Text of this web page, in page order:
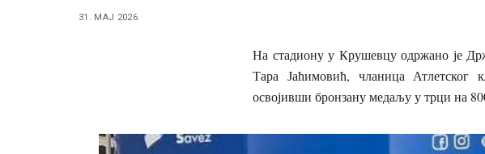
31. МАЈ 2026.
На стадиону у Крушевцу одржано је
Тара Јаћимовић, чланица Атлетског
освојивши бронзану медаљу у трци на